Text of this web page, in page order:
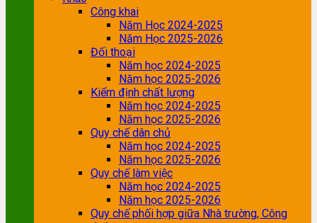
Công khai
Năm Học 2024-2025
Năm Học 2025-2026
Đối thoại
Năm học 2024-2025
Năm học 2025-2026
Kiểm định chất lượng
Năm học 2024-2025
Năm học 2025-2026
Quy chế dân chủ
Năm học 2024-2025
Năm học 2025-2026
Quy chế làm việc
Năm học 2024-2025
Năm học 2025-2026
Quy chế phối hợp giữa Nhà trường, Công